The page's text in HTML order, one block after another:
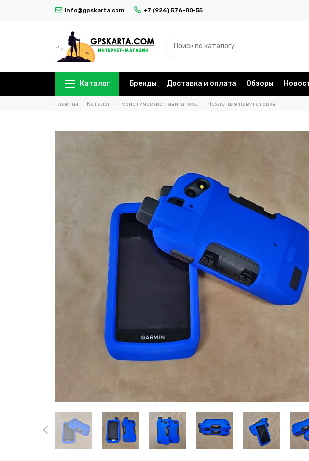
info@gpskarta.com +7 (926) 576-80-55
Каталог Бренды Доставка и оплата Обзоры
Главная Каталог Туристические навигаторы Чехлы для навигаторов